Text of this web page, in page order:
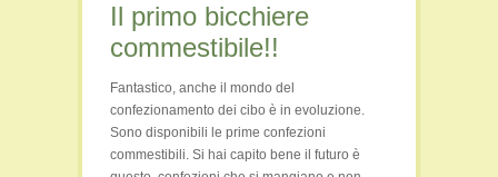
Il primo bicchiere
commestibile!!
Fantastico, anche il mondo del
confezionamento dei cibo è in evoluzione.
Sono disponibili le prime confezioni
commestibili. Si hai capito bene il futuro è